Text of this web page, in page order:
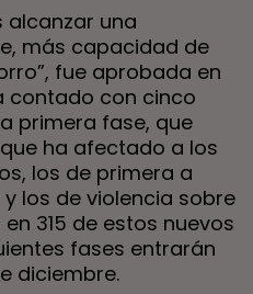
alcanzar una
más capacidad de
fue aprobada en
contado con cinco
primera fase, que
ha afectado a los
los de primera a
los de violencia sobre
315 de estos nuevos
fases entrarán
diciembre.